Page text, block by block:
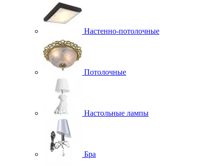
Настенно-потолочные
Потолочные
Настольные лампы
Бра